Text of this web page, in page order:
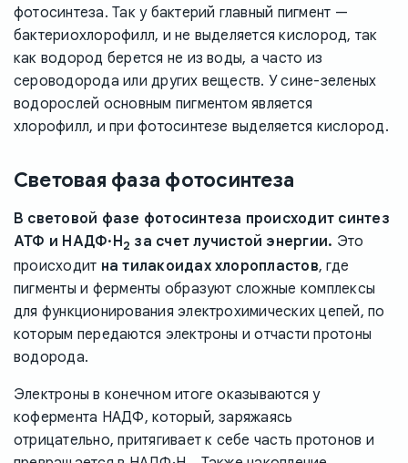
фотосинтеза. Так у бактерий главный пигмент —
бактериохлорофилл, и не выделяется кислород, так
как водород берется не из воды, а часто из
сероводорода или других веществ. У сине-зеленых
водорослей основным пигментом является
хлорофилл, и при фотосинтезе выделяется кислород.
Световая фаза фотосинтеза
В световой фазе фотосинтеза происходит синтез
АТФ и НАДФ·H2 за счет лучистой энергии. Это
происходит на тилакоидах хлоропластов, где
пигменты и ферменты образуют сложные комплексы
для функционирования электрохимических цепей, по
которым передаются электроны и отчасти протоны
водорода.
Электроны в конечном итоге оказываются у
кофермента НАДФ, который, заряжаясь
отрицательно, притягивает к себе часть протонов и